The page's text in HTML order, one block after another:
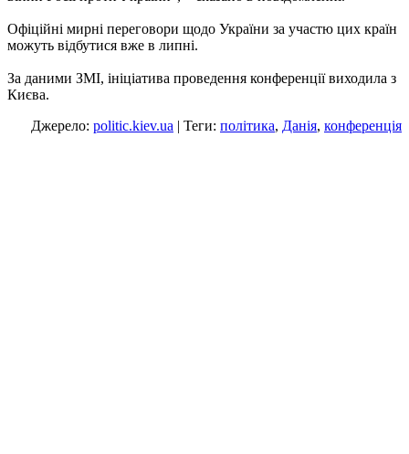
Офіційні мирні переговори щодо України за участю цих країн
можуть відбутися вже в липні.
За даними ЗМІ, ініціатива проведення конференції виходила з
Києва.
Джерело: politic.kiev.ua | Теги: політика, Данія, конференція